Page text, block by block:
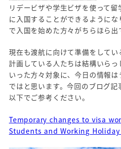
リデービザや学生ビザを使って
に入国することができるように
で入国を始めた方々がちらほら出
現在も渡航に向けて準備をして
計画している人たちは結構いら
いった方々対象に、今日の情報
ではと思います。今回のブログ
以下でご参考ください。
Temporary changes to visa
Students and Working Holiday